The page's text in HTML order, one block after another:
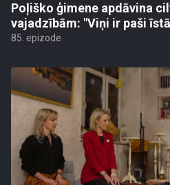
Poļiško ģimene apdāvina
vajadzībām: "Viņi ir paši
85. epizode